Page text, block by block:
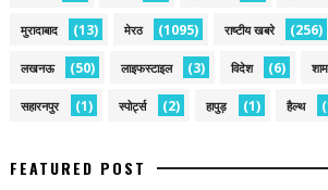
मुरादाबाद (13) मेरठ (1095) राष्टीय खबरे (256)
लखनऊ (50) लाइफस्टाइल (3) विदेश (6)
सहारनपुर (1) स्पोर्ट्स (2) हापुड़ (1) हैल्थ
FEATURED POST